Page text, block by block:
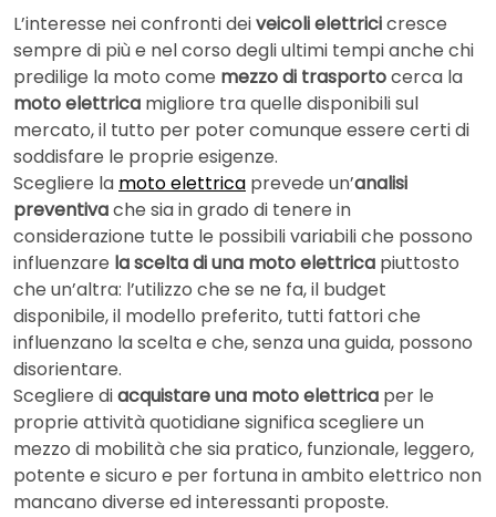
L’interesse nei confronti deiveicoli elettricicresce
sempre di più e nel corso degli ultimi tempi anche chi
predilige la moto come mezzo di trasportocerca la
moto elettrica migliore tra quelle disponibili sul
mercato, il tutto per poter comunque essere certi di
soddisfare le proprie esigenze.
Scegliere la moto elettrica prevede un’analisi
preventivache sia in grado di tenere in
considerazione tutte le possibili variabili che possono
influenzare la scelta di una moto elettrica piuttosto
che un’altra: l’utilizzo che se ne fa, il budget
disponibile, il modello preferito, tutti fattori che
influenzano la scelta e che, senza una guida, possono
disorientare.
Scegliere diacquistare una moto elettrica per le
proprie attività quotidiane significa scegliere un
mezzo di mobilità che sia pratico, funzionale, leggero,
potente e sicuro e per fortuna in ambito elettrico non
mancano diverse ed interessanti proposte.